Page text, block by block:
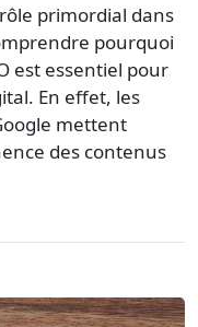
primordial dans
pourquoi
est essentiel pour
En effet, les
mettent
des contenus